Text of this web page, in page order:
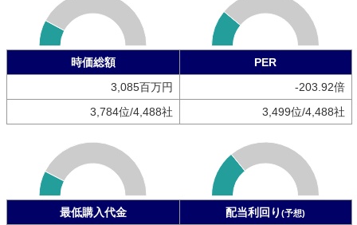
時価総額
PER
3,085百万円
-203.92倍
3,784位/4,488社
3,499位/4,488社
最低購入代金 配当利回り (予想)